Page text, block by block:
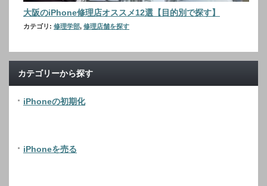
大阪のiPhone修理店オススメ12選【目的別で探す】
カテゴリ: 修理学部, 修理店舗を探す
カテゴリーから探す
iPhoneの初期化
iPhoneを売る